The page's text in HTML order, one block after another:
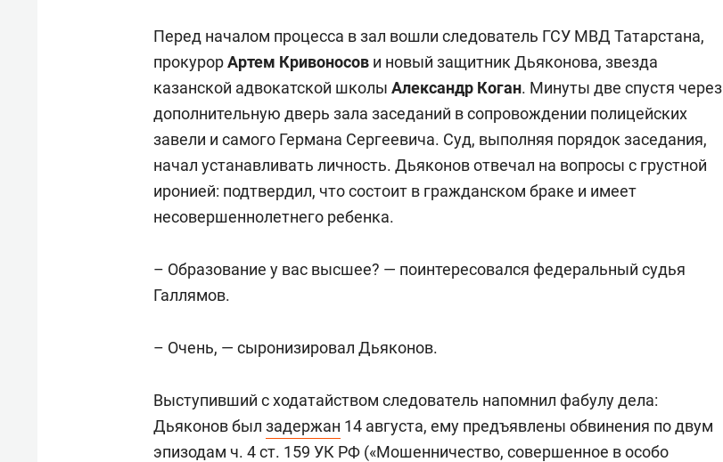
Перед началом процесса в зал вошли следователь ГСУ МВД Татарстана,
прокурорАртем Кривоносов и новый защитник Дьяконова, звезда
казанской адвокатской школы Александр Коган. Минуты две спустя через
дополнительную дверь зала заседаний в сопровождении полицейских
завели и самого Германа Сергеевича. Суд, выполняя порядок заседания,
начал устанавливать личность. Дьяконов отвечал на вопросы с грустной
иронией: подтвердил, что состоит в гражданском браке и имеет
несовершеннолетнего ребенка.
– Образование у вас высшее? — поинтересовался федеральный судья
Галлямов.
– Очень, — сыронизировал Дьяконов.
Выступивший с ходатайством следователь напомнил фабулу дела:
Дьяконов был задержан 14 августа, ему предъявлены обвинения по двум
эпизодам ч. 4 ст. 159 УК РФ («Мошенничество, совершенное в особо